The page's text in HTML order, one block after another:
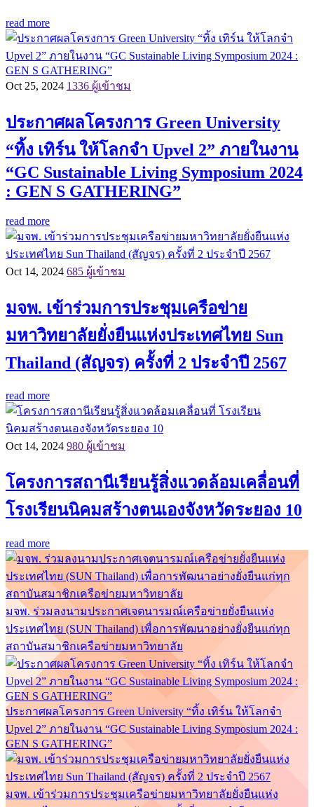
read more
Oct 25, 2024 1336 ผู้เข้าชม
ประกาศผลโครงการ Green University
“ทิ้ง เทิร์น ให้โลกจำ Upvel 2” ภายในงาน
“GC Sustainable Living Symposium 2024
: GEN S GATHERING”
read more
Oct 14, 2024 685 ผู้เข้าชม
มจพ. เข้าร่วมการประชุมเครือข่าย
มหาวิทยาลัยยั่งยืนแห่งประเทศไทย Sun
Thailand (สัญจร) ครั้งที่ 2 ประจำปี 2567
read more
Oct 14, 2024 980 ผู้เข้าชม
โครงการสถานีเรียนรู้สิ่งแวดล้อมเคลื่อนที่
โรงเรียนนิคมสร้างตนเองจังหวัดระยอง 10
read more
มจพ. ร่วมลงนามประกาศเจตนารมณ์เครือข่ายยั่งยืนแห่ง
ประเทศไทย (SUN Thailand) เพื่อการพัฒนาอย่างยั่งยืนแก่ทุก
สถาบันสมาชิกเครือข่ายมหาวิทยาลัย
ประกาศผลโครงการ Green University “ทิ้ง เทิร์น ให้โลกจำ
Upvel 2” ภายในงาน “GC Sustainable Living Symposium 2024 :
GEN S GATHERING”
มจพ. เข้าร่วมการประชุมเครือข่ายมหาวิทยาลัยยั่งยืนแห่ง